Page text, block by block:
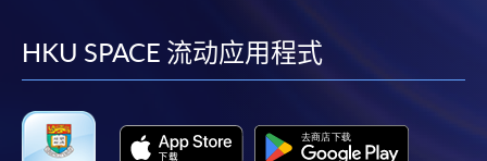
facebook
youtube
linkedin
HKU SPACE 流动应用程式